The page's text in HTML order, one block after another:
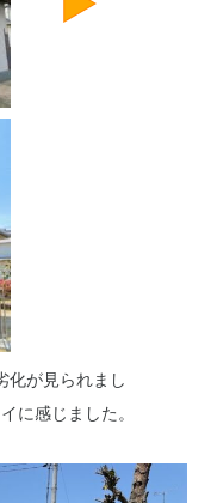
化が見られまし
に感じました。